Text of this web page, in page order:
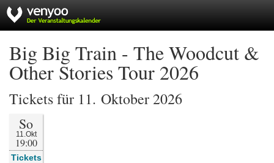
Big Big Train - The Woodcut &
Other Stories Tour 2026
Tickets für 11. Oktober 2026
So
11.Okt
19:00
Tickets